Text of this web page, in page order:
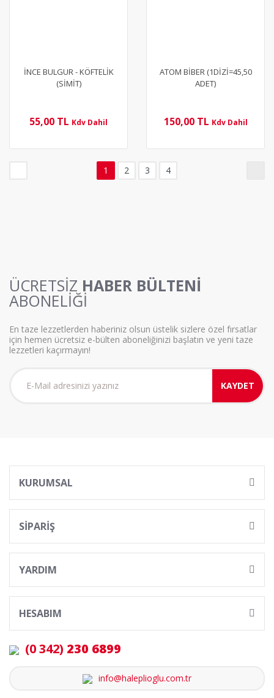
İNCE BULGUR - KÖFTELİK
(SİMİT)
55,00 TL Kdv Dahil
ATOM BİBER (1DİZİ=45,50
ADET)
150,00 TL Kdv Dahil
1 2 3 4
ÜCRETSİZ HABER BÜLTENİ
ABONELİĞİ
En taze lezzetlerden haberiniz olsun üstelik sizlere özel fırsatlar
için hemen ücretsiz e-bülten aboneliğinizi başlatın ve yeni taze
lezzetleri kaçırmayın!
KAYDET
KURUMSAL
SİPARİŞ
YARDIM
HESABIM
(0 342) 230 6899
info@haleplioglu.com.tr